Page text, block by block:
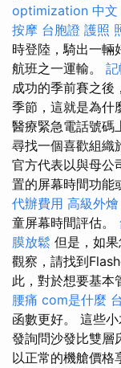
optimization 中文
按摩 台胞證 護照
時登陸，騎出一輛
航班之一運輸。
成功的季前賽之後
季節，這就是為
醫療緊急電話號碼
尋找一個喜歡組織
官方代表以與母公
置的屏幕時間功能
代辦費用 高級外燴
童屏幕時間評估。
膜放鬆 但是，如
觀察，請找到
此，對於想要基本
腰痛 com是什麼
函數更好。 這些
發詢問沙發比雙層
以正常的機艙價格